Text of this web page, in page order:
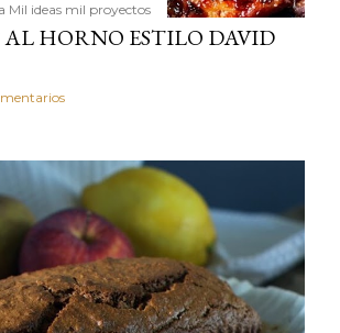
Mil ideas mil proyectos
AL HORNO ESTILO DAVID